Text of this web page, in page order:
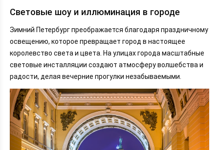
Световые шоу и иллюминация в городе
Зимний Петербург преображается благодаря праздничному
освещению, которое превращает город в настоящее
королевство света и цвета. На улицах города масштабные
световые инсталляции создают атмосферу волшебства и
радости, делая вечерние прогулки незабываемыми.